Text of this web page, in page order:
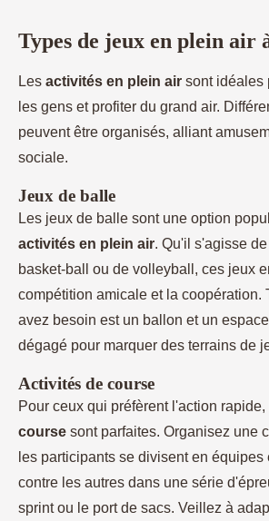
Types de jeux en plein air
Les activités en plein air sont idéales
les gens et profiter du grand air.
peuvent être organisés, alliant
sociale.
Jeux de balle
Les jeux de balle sont une option
activités en plein air. Qu'il s'agisse
basket-ball ou de volleyball, ces jeux
compétition amicale et la coopération.
avez besoin est un ballon et un
dégagé pour marquer des terrains de
Activités de course
Pour ceux qui préfèrent l'action rapide,
course sont parfaites. Organisez une
les participants se divisent en équipes
contre les autres dans une série
sprint ou le port de sacs. Veillez à